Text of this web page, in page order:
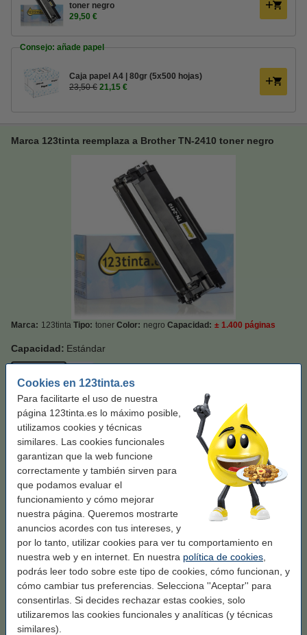
Cookies en 123tinta.es
Para facilitarte el uso de nuestra
página 123tinta.es lo máximo posible,
utilizamos cookies y técnicas
similares. Las cookies funcionales
garantizan que la web funcione
correctamente y también sirven para
que podamos evaluar el
funcionamiento y cómo mejorar
nuestra página. Queremos mostrarte
anuncios acordes con tus intereses, y
por lo tanto, utilizar cookies para ver tu comportamiento en
nuestra web y en internet. En nuestra política de cookies
podrás leer todo sobre este tipo de cookies, cómo funcionan, y
cómo cambiar tus preferencias. Selecciona ''Aceptar'' para
consentirlas. Si decides rechazar estas cookies, solo
utilizaremos las cookies funcionales y analíticas (y técnicas
similares).
toner negro
29,50 €
Consejo: añade papel
Caja papel A4 | 80gr (5x500 hojas)
23,50 € 21,15 €
Marca 123tinta reemplaza a Brother TN-2410 toner negro
Marca: 123tinta Tipo: toner Color: negro Capacidad: ± 1.400 páginas
Capacidad: Estándar
negro negro (2x)
Ver características y descripción
¡Ahorra más de un
40%
en costes de impresión!
En stock
¡Recíbelo mañana!
Por página 0,021 €
29,50 € Comprar
Añade el tambor
Marca 123tinta reemplaza a Brother DR-2400
tambor